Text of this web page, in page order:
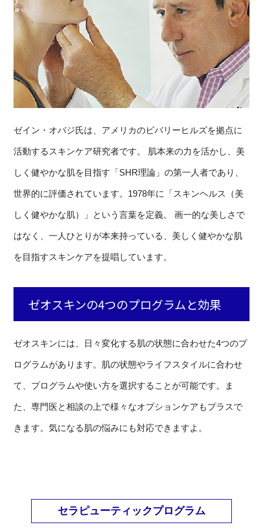
ゼイン・オバジ氏は、アメリカのビバリーヒルズを拠点に
活動するスキンケア研究者です。 肌本来の力を活かし、美
しく健やかな肌を目指す「SHR理論」の第一人者であり、
世界的に評価されています。1978年に「スキンヘルス（美
しく健やかな肌）」という言葉を定義。 画一的な美しさで
はなく、一人ひとりが本来持っている、美しく健やかな肌
を目指すスキンケアを提唱しています。
ゼオスキンの4つのプログラムと効果
ゼオスキンには、日々変化する肌の状態に合わせた4つのプ
ログラムがあります。肌の状態やライフスタイルに合わせ
て、プログラムや使い方を選択することが可能です。ま
た、専門医と相談の上で様々なオプションケアもプラスで
きます。気になる肌の悩みにも対応できますよ。
セラピューティックプログラム